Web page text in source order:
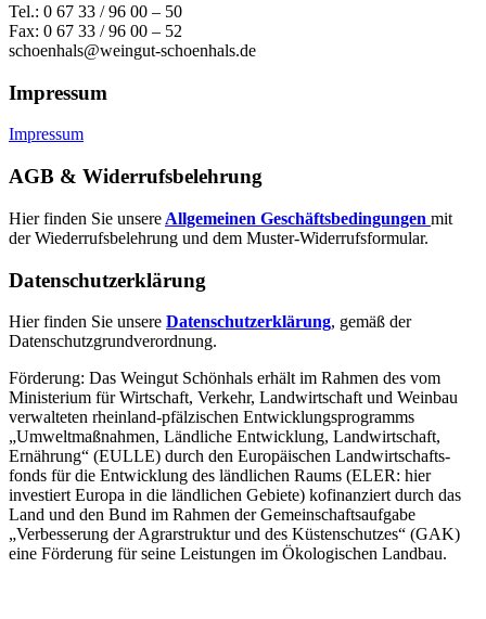
Tel.: 0 67 33 / 96 00 – 50
Fax: 0 67 33 / 96 00 – 52
schoenhals@weingut-schoenhals.de
Impressum
Impressum
AGB & Widerrufsbelehrung
Hier finden Sie unsere Allgemeinen Geschäftsbedingungen mit
der Wiederrufsbelehrung und dem Muster-Widerrufsformular.
Datenschutzerklärung
Hier finden Sie unsere Datenschutzerklärung, gemäß der
Datenschutzgrundverordnung.
Förderung: Das Weingut Schönhals erhält im Rahmen des vom
Minis­terium für Wirtschaft, Verkehr, Land­wirt­schaft und Weinbau
verwal­teten rhein­land-pfälzischen Entwick­lungs­programms
„Umwelt­maßnahmen, Länd­liche Entwick­lung, Landwirt­schaft,
Ernährung“ (EULLE) durch den Euro­päischen Land­wirtschafts­
fonds für die Entwick­lung des länd­lichen Raums (ELER: hier
investiert Europa in die ländlichen Gebiete) kofinanziert durch das
Land und den Bund im Rahmen der Gemein­schafts­aufgabe
„Verbes­serung der Agrar­struktur und des Küsten­schutzes“ (GAK)
eine Förderung für seine Leis­tungen im Ökolo­gischen Landbau.